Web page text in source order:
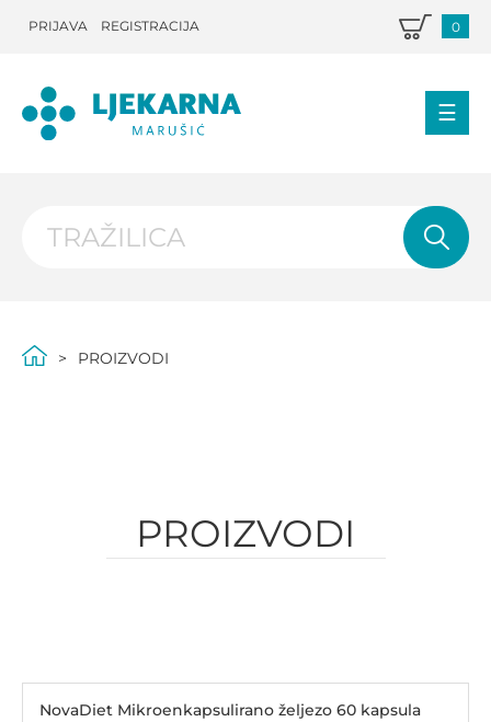
PRIJAVA REGISTRACIJA 0
PROIZVODI
PROIZVODI
NovaDiet Mikroenkapsulirano željezo 60 kapsula